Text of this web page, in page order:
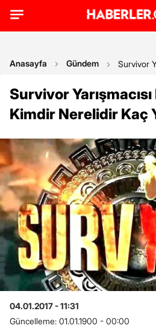
Anasayfa Gündem Survivor
Survivor Yarışmacısı
Kimdir Nerelidir Kaç
04.01.2017 - 11:31
Güncelleme: 01.01.1900 - 00:00